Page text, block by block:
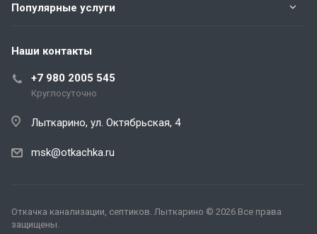
Популярные услуги
Наши контакты
+7 980 2005 545
Круглосуточно
Лыткарино, ул. Октябрьская, 4
msk@otkachka.ru
Откачка канализации, септиков. Лыткарино © 2026 Все права
защищены.